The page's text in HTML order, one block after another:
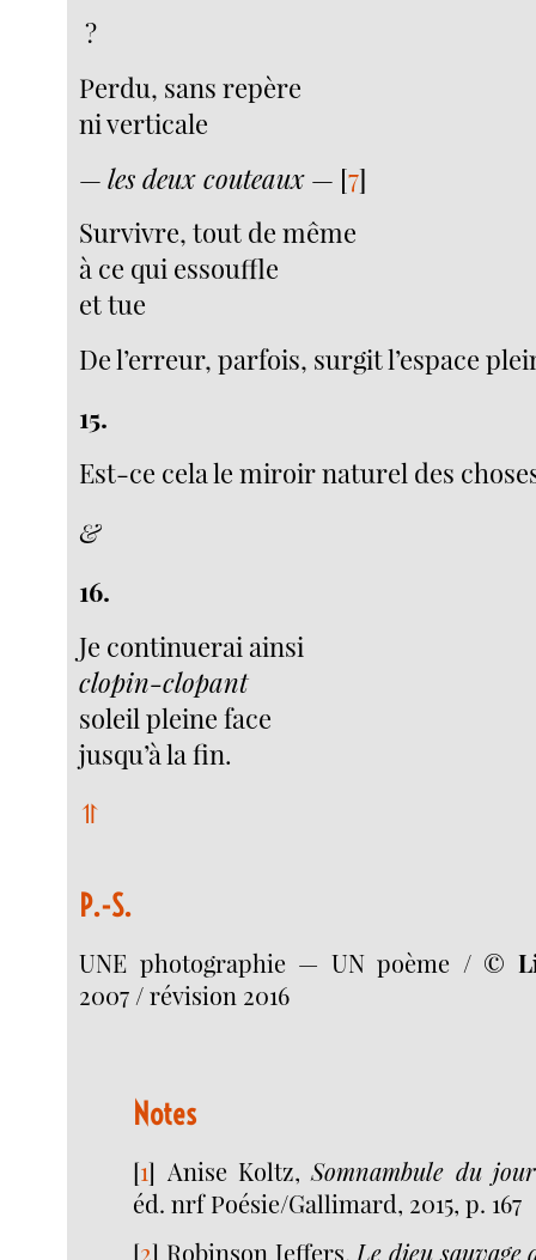
?
Perdu, sans repère
ni verticale
—les deux couteaux — [7]
Survivre, tout de même
à ce qui essouffle
et tue
De l’erreur, parfois, surgit l’espace
15.
Est-ce cela le miroir naturel des
&
16.
Je continuerai ainsi
clopin-clopant
soleil pleine face
jusqu’à la fin.
⥣
P.-S.
UNE photographie — UN poème / ©
2007 / révision 2016
Notes
[1] Anise Koltz,Somnambule du jour
éd. nrf Poésie/Gallimard, 2015, p. 167
[2] Robinson Jeffers, Le dieu sauvage